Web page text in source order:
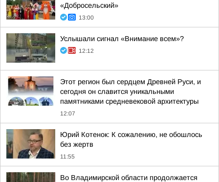
«Добросельский»
13:00
Услышали сигнал «Внимание всем»?
12:12
Этот регион был сердцем Древней Руси, и
сегодня он славится уникальными
памятниками средневековой архитектуры
12:07
Юрий Котенок: К сожалению, не обошлось
без жертв
11:55
Во Владимирской области продолжается